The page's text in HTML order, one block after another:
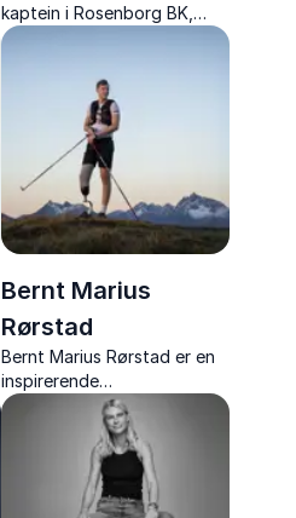
kaptein i Rosenborg BK,
deler erfaringer om hvordan
lederskap og samhold
skapte en vinnerkultur som
førte laget til europeisk
suksess.
Bernt Marius
Rørstad
Bernt Marius Rørstad er en
inspirerende
foredragsholder,
ekstremsportutøver og
fysioterapeut, kjent for sin
unike historie om motstand,
mestring og mental styrke.